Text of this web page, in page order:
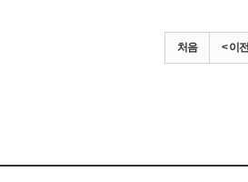
처음 < 이